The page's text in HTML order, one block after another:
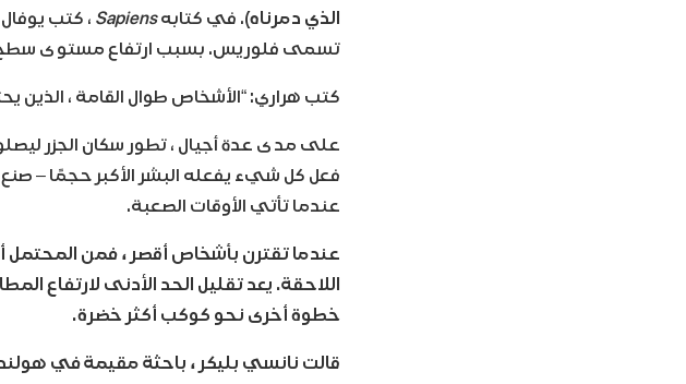
الذي دمرناه). في كتابهSapiens ، كتب
تسمى فلوريس. بسبب ارتفاع مستوى سطح
كتب هراري: “الأشخاص طوال القامة ، الذين
على مدى عدة أجيال ، تطور سكان الجزر
فعل كل شيء يفعله البشر الأكبر حجمًا – صنع
عندما تأتي الأوقات الصعبة.
عندما تقترن بأشخاص أقصر ، فمن المحتمل
اللاحقة. يعد تقليل الحد الأدنى لارتفاع
خطوة أخرى نحو كوكب أكثر خضرة.
قالت نانسي بليكر ، باحثة مقيمة في